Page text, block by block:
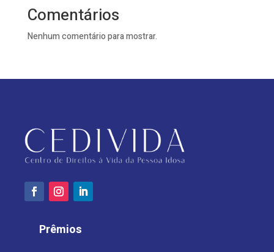
Comentários
Nenhum comentário para mostrar.
Prêmios